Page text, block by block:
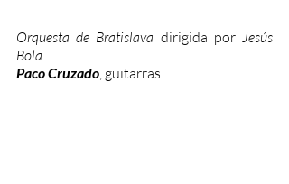
Orquesta de Bratislava dirigida por Jesús
Bola
Paco Cruzado, guitarras